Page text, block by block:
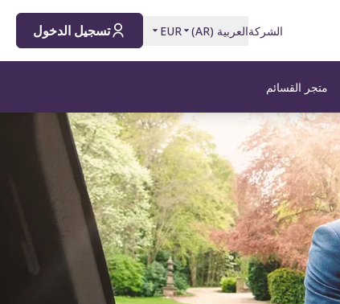
الشركةالعربية (
AR
)
EUR تسجيل الدخول
متجر القسائم